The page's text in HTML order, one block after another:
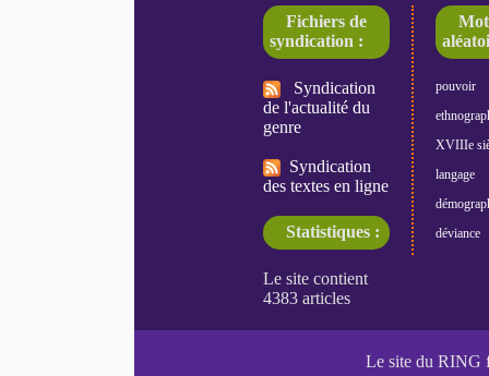
Fichiers de
syndication :
Syndication
de l'actualité du
genre
Syndication
des textes en ligne
Statistiques :
pouvoir
XVIIIe
langage
déviance
Le site du RING